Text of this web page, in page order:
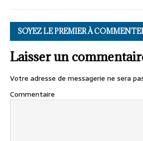
SOYEZ LE PREMIER À
Laisser un
Votre adresse de messagerie ne sera
Commentaire